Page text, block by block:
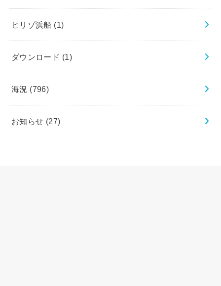
ヒリゾ浜船 (1)
ダウンロード (1)
海況 (796)
お知らせ (27)